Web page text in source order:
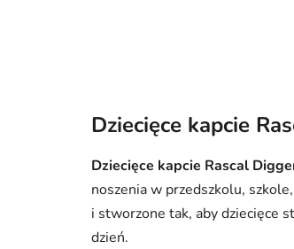
Dziecięce kapcie
Dziecięce kapcie Rascal
noszenia w przedszkolu,
i stworzone tak, aby dziecięce
dzień.